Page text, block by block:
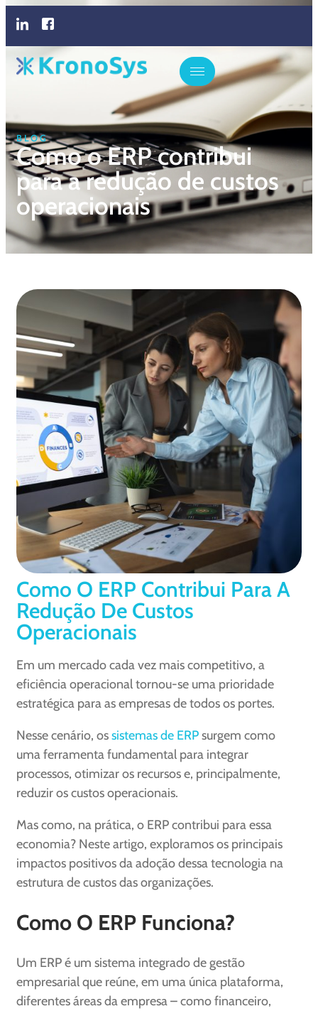
BLOG
Como o ERP contribui
para a redução de custos
operacionais
Como O ERP Contribui Para A
Redução De Custos
Operacionais
Em um mercado cada vez mais competitivo, a
eficiência operacional tornou-se uma prioridade
estratégica para as empresas de todos os portes.
Nesse cenário, ossistemas de ERPsurgem como
uma ferramenta fundamental para integrar
processos, otimizar os recursos e, principalmente,
reduzir os custos operacionais.
Mas como, na prática, o ERP contribui para essa
economia? Neste artigo, exploramos os principais
impactos positivos da adoção dessa tecnologia na
estrutura de custos das organizações.
Como O ERP Funciona?
Um ERP é um sistema integrado de gestão
empresarial que reúne, em uma única plataforma,
diferentes áreas da empresa – como financeiro,